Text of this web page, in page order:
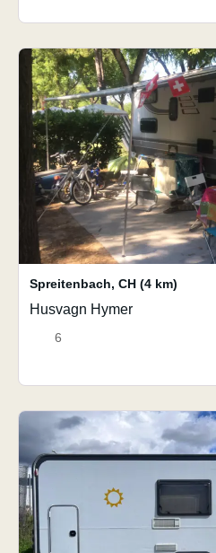
Spreitenbach, CH (4 km)
Husvagn Hymer
6